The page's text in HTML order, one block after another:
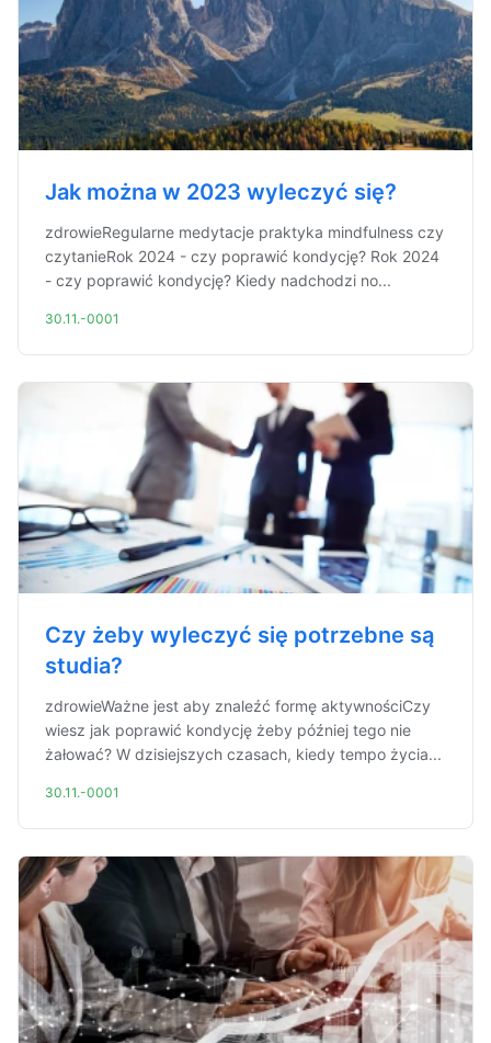
Jak można w 2023 wyleczyć się?
zdrowieRegularne medytacje praktyka mindfulness czy
czytanieRok 2024 - czy poprawić kondycję? Rok 2024
- czy poprawić kondycję? Kiedy nadchodzi no...
30.11.-0001
Czy żeby wyleczyć się potrzebne są
studia?
zdrowieWażne jest aby znaleźć formę aktywnościCzy
wiesz jak poprawić kondycję żeby później tego nie
żałować? W dzisiejszych czasach, kiedy tempo życia...
30.11.-0001